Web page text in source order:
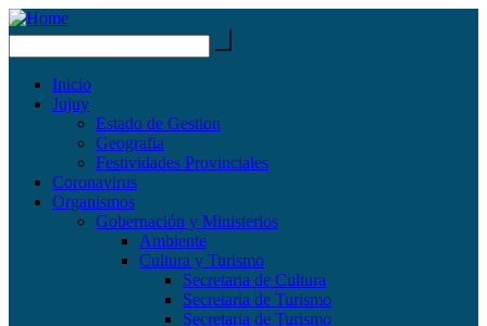
Inicio
Jujuy
Estado de Gestion
Geografia
Festividades Provinciales
Coronavirus
Organismos
Gobernación y Ministerios
Ambiente
Cultura y Turismo
Secretaria de Cultura
Secretaria de Turismo
Secretaria de Turismo